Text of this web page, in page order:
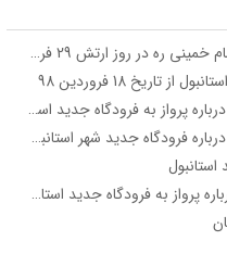
تعطیلی 4.5 ساعته فرودگاه مهراباد و امام خمینی ره در روز ارتش 29 فروردین
18 فروردین 98
بخشنامه و اطلاعیه هواپیمایی قشم ایر درباره پرواز به فرودگاه جدید استانبول از تاریخ 18فروردین 98
بخشنامه و اطلاعیه هواپیمایی ایران ایر درباره فرودگاه جدید شهر استانبول IR2712
استانبول
بخشنامه و اطلاعیه هواپیمایی معراج درباره پرواز به فرودگاه جدید استانبول از تاریخ 18فروردین 98 JI4740-4